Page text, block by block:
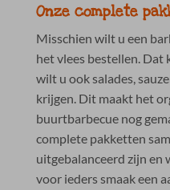
Onze complete
Misschien wilt u een
het vlees bestellen. Dat
wilt u ook salades,
krijgen. Dit maakt het
buurtbarbecue nog
complete pakketten
uitgebalanceerd zijn en
voor ieders smaak een